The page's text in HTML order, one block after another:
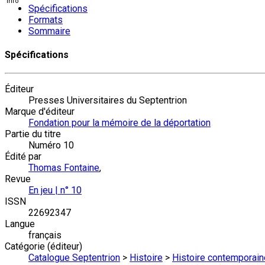
Spécifications
Formats
Sommaire
Spécifications
Éditeur
Presses Universitaires du Septentrion
Marque d'éditeur
Fondation pour la mémoire de la déportation
Partie du titre
Numéro 10
Édité par
Thomas Fontaine,
Revue
En jeu | n° 10
ISSN
22692347
Langue
français
Catégorie (éditeur)
Catalogue Septentrion > Histoire > Histoire